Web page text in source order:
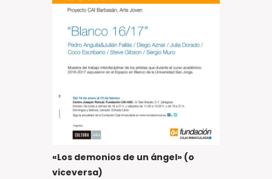
«Los demonios de un ángel» (o
viceversa)